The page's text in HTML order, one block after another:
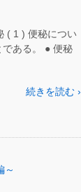
( 1 ) 便秘につい
ある。 ● 便秘
続きを読む ›
～